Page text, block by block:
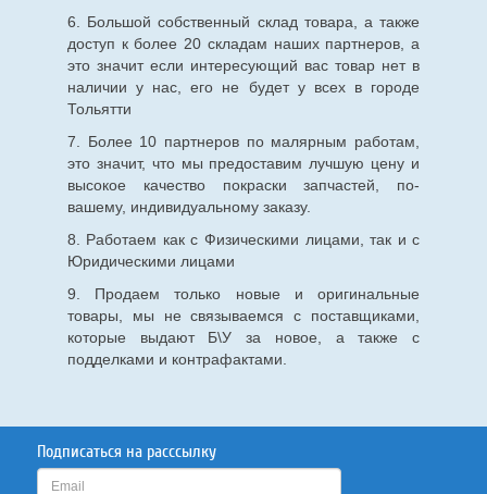
6. Большой собственный склад товара, а также
доступ к более 20 складам наших партнеров, а
это значит если интересующий вас товар нет в
наличии у нас, его не будет у всех в городе
Тольятти
7. Более 10 партнеров по малярным работам,
это значит, что мы предоставим лучшую цену и
высокое качество покраски запчастей, по-
вашему, индивидуальному заказу.
8. Работаем как с Физическими лицами, так и с
Юридическими лицами
9. Продаем только новые и оригинальные
товары, мы не связываемся с поставщиками,
которые выдают Б\У за новое, а также с
подделками и контрафактами.
Подписаться на расссылку